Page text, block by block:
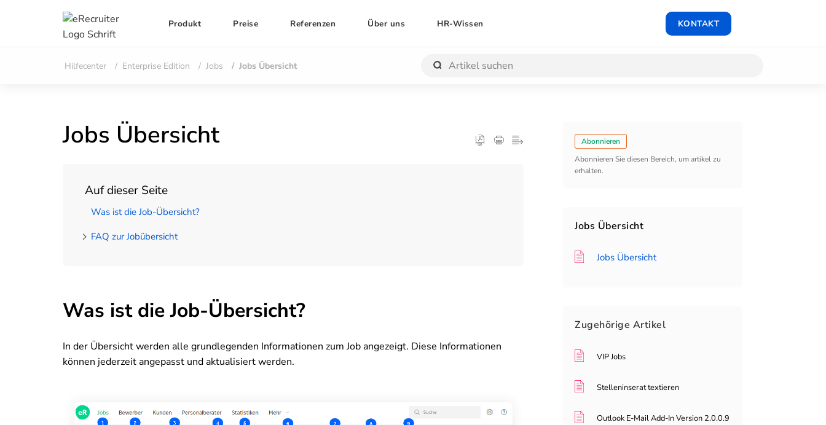
Produkt Preise Referenzen Über uns HR-Wissen KONTAKT
Hilfecenter Enterprise Edition Jobs Jobs Übersicht
Jobs Übersicht
Auf dieser Seite
Was ist die Job-Übersicht?
FAQ zur Jobübersicht
Was ist die Job-Übersicht?
In der Übersicht werden alle grundlegenden Informationen zum Job angezeigt. Diese Informationen
können jederzeit angepasst und aktualisiert werden.
Abonnieren
Abonnieren Sie diesen Bereich, um artikel zu
erhalten.
Jobs Übersicht
Jobs Übersicht
Zugehörige Artikel
VIP Jobs
Stelleninserat textieren
Outlook E-Mail Add-In Version 2.0.0.9